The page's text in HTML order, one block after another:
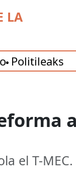
LA
Politileaks
el T-MEC.